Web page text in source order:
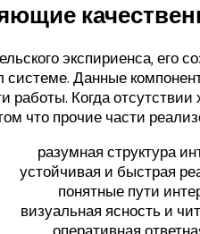
экспириенса, его
Данные
Когда
что прочие части
разумная структура
устойчивая и быстрая
понятные пути
визуальная ясность и